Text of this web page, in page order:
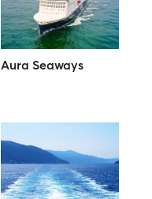
Aura Seaways